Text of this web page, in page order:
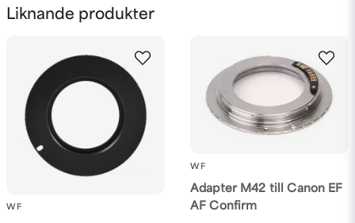
Liknande produkter
WF
WF
Adapter M42 till Canon EF
AF Confirm
email
Mejladress
Ja, ni får publicera min fråga